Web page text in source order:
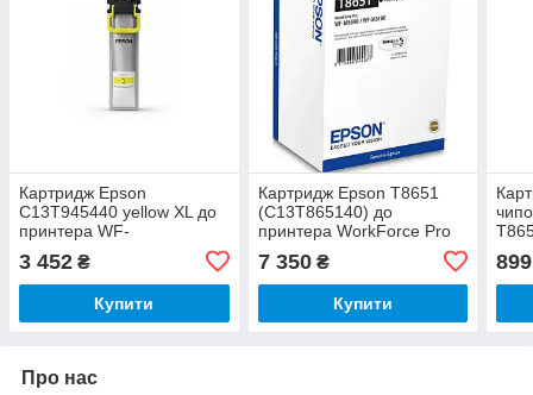
Картридж Epson
C13T945440 yellow XL до
принтера WF-
C5790DWF/WF-C5290DW
WF-C5710DWF/WF-
C5210DW
3 452 ₴
Купити
Картридж Epson T8651
(C13T865140) до
принтера WorkForce Pro
WF-M5190DW/M5690DWF
7 350₴
Купити
WF-
899
Про нас